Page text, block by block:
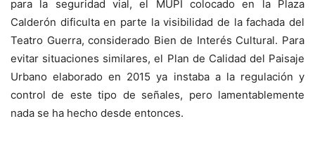
para la seguridad vial, el MUPI colocado en la Plaza
Calderón dificulta en parte la visibilidad de la fachada del
Teatro Guerra, considerado Bien de Interés Cultural. Para
evitar situaciones similares, el Plan de Calidad del Paisaje
Urbano elaborado en 2015 ya instaba a la regulación y
control de este tipo de señales, pero lamentablemente
nada se ha hecho desde entonces.